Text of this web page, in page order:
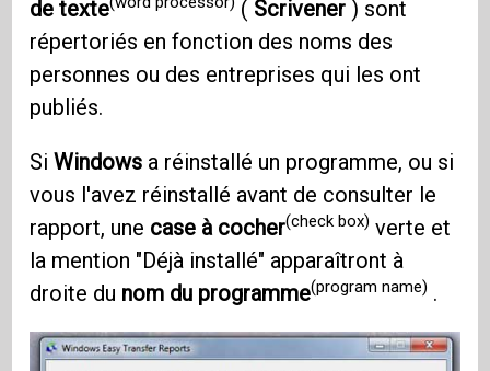
de texte ( Scrivener ) sont
répertoriés en fonction des noms des
personnes ou des entreprises qui les ont
publiés.
SiWindows a réinstallé un programme, ou si
vous l'avez réinstallé avant de consulter le
rapport, une case à cocher(check box) verte et
la mention "Déjà installé" apparaîtront à
droite du nom du programme(program name) .